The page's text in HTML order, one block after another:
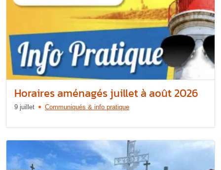
Horaires aménagés juillet à août 2026
9 juillet Communiqués & info pratique